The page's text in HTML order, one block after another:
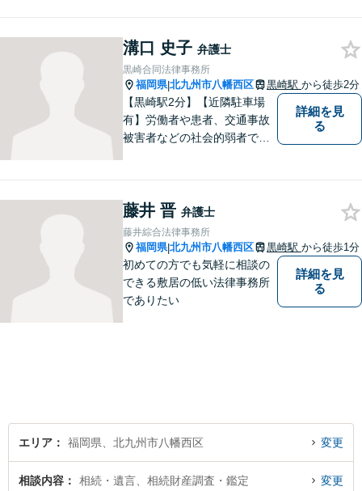
倫慰謝料のご相談は初回無料
です。【夜間・土日対応】
溝口 史子 弁護士
黒崎合同法律事務所
福岡県|北九州市八幡西区 黒崎駅 から徒歩2分
【黒崎駅2分】【近隣駐車場
有】労働者や患者、交通事故
被害者などの社会的弱者であ
依頼者の皆様にとってより良
い解決が得られるよう、尽力
します。お気軽にご相談くだ
さい。
詳細を見
る
藤井 晋 弁護士
藤井綜合法律事務所
福岡県|北九州市八幡西区 黒崎駅 から徒歩1分
初めての方でも気軽に相談の
できる敷居の低い法律事務所
でありたい
詳細を見
る
エリア 福岡県、北九州市八幡西区 変更
相談内容 相続・遺言、相続財産調査・鑑定 変更